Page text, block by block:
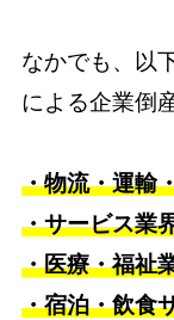
なかでも、以
による企業倒
・物流・運輸
・サービス業
・医療・福祉
・宿泊・飲食